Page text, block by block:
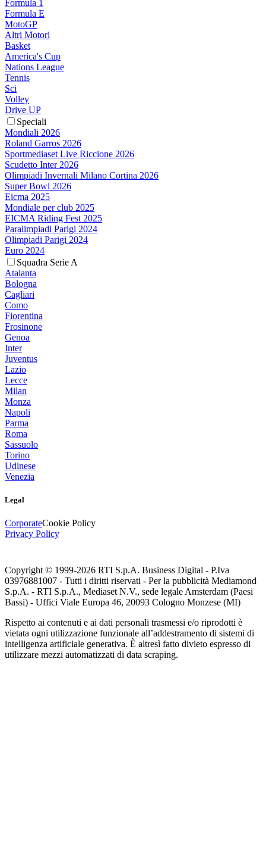
Formula 1
Formula E
MotoGP
Altri Motori
Basket
America's Cup
Nations League
Tennis
Sci
Volley
Drive UP
Speciali
Mondiali 2026
Roland Garros 2026
Sportmediaset Live Riccione 2026
Scudetto Inter 2026
Olimpiadi Invernali Milano Cortina 2026
Super Bowl 2026
Eicma 2025
Mondiale per club 2025
EICMA Riding Fest 2025
Paralimpiadi Parigi 2024
Olimpiadi Parigi 2024
Euro 2024
Squadra Serie A
Atalanta
Bologna
Cagliari
Como
Fiorentina
Frosinone
Genoa
Inter
Juventus
Lazio
Lecce
Milan
Monza
Napoli
Parma
Roma
Sassuolo
Torino
Udinese
Venezia
Legal
CorporateCookie Policy
Privacy Policy
Copyright © 1999-2026 RTI S.p.A. Business Digital - P.Iva
03976881007 - Tutti i diritti riservati - Per la pubblicità Mediamond
S.p.A. - RTI S.p.A., Mediaset N.V., sede legale Amsterdam (Paesi
Bassi) - Uffici Viale Europa 46, 20093 Cologno Monzese (MI)
Rispetto ai contenuti e ai dati personali trasmessi e/o riprodotti è
vietata ogni utilizzazione funzionale all’addestramento di sistemi di
intelligenza artificiale generativa. È altresì fatto divieto espresso di
utilizzare mezzi automatizzati di data scraping.